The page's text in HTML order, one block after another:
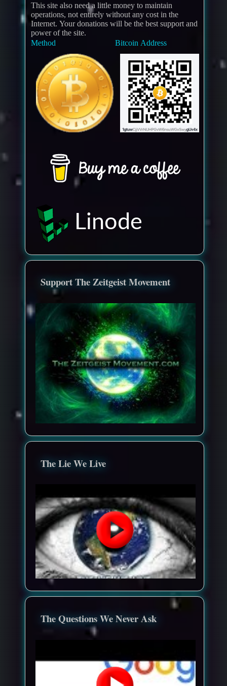
This site also need a little money to maintain
operations, not entirely without any cost in the
Internet. Your donations will be the best support and
power of the site.
Method
Bitcoin Address
Linode
Support The Zeitgeist Movement
The Lie We Live
The Questions We Never Ask